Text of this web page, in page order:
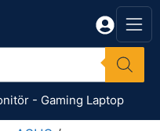
- Gaming Laptop